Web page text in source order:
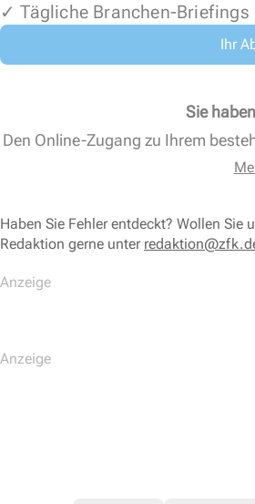
✓ Tägliche Branchen-
Ihr
Sie
Den Online-Zugang zu Ihrem
Haben Sie Fehler entdeckt? Wollen
Redaktion gerne unter